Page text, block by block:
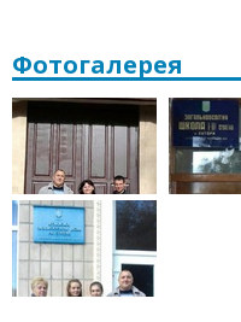
Фотогалерея